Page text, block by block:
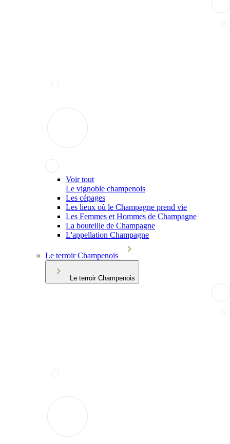
Voir tout
Le vignoble champenois
Les cépages
Les lieux où le Champagne prend vie
Les Femmes et Hommes de Champagne
La bouteille de Champagne
L'appellation Champagne
Le terroir Champenois
Le terroir Champenois